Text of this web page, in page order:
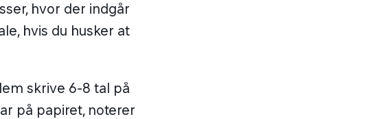
hvor der indgår
hvis du husker at
skrive 6-8 tal på
på papiret, noterer